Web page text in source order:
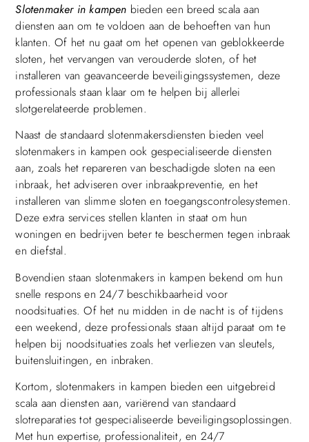
Slotenmaker in kampen bieden een breed scala aan
diensten aan om te voldoen aan de behoeften van hun
klanten. Of het nu gaat om het openen van geblokkeerde
sloten, het vervangen van verouderde sloten, of het
installeren van geavanceerde beveiligingssystemen, deze
professionals staan klaar om te helpen bij allerlei
slotgerelateerde problemen.
Naast de standaard slotenmakersdiensten bieden veel
slotenmakers in kampen ook gespecialiseerde diensten
aan, zoals het repareren van beschadigde sloten na een
inbraak, het adviseren over inbraakpreventie, en het
installeren van slimme sloten en toegangscontrolesystemen.
Deze extra services stellen klanten in staat om hun
woningen en bedrijven beter te beschermen tegen inbraak
en diefstal.
Bovendien staan slotenmakers in kampen bekend om hun
snelle respons en 24/7 beschikbaarheid voor
noodsituaties. Of het nu midden in de nacht is of tijdens
een weekend, deze professionals staan altijd paraat om te
helpen bij noodsituaties zoals het verliezen van sleutels,
buitensluitingen, en inbraken.
Kortom, slotenmakers in kampen bieden een uitgebreid
scala aan diensten aan, variërend van standaard
slotreparaties tot gespecialiseerde beveiligingsoplossingen.
Met hun expertise, professionaliteit, en 24/7